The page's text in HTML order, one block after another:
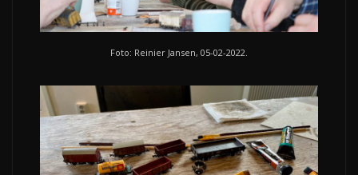
Foto: Reinier Jansen, 05-02-2022.